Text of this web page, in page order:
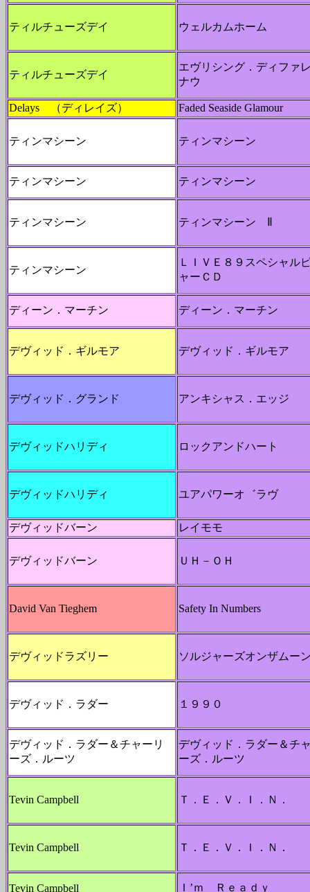
ティルチューズデイ ウェルカムホーム
ティルチューズデイ
エヴリシング．ディファ
ナウ
Delays （ディレイズ） Faded Seaside Glamour
ティンマシーン ティンマシーン
ティンマシーン ティンマシーン
ティンマシーン ティンマシーン Ⅱ
ティンマシーン
ＬＩＶＥ８９スペシャル
ャーＣＤ
ディーン．マーチン ディーン．マーチン
デヴィッド．ギルモア デヴィッド．ギルモア
デヴィッド．グランド アンキシャス．エッジ
デヴィッドハリディ ロックアンドハート
デヴィッドハリディ ユアパワーオ゛ラヴ
デヴィッドバーン レイモモ
デヴィッドバーン ＵＨ－ＯＨ
David Van Tieghem Safety In Numbers
デヴィッドラズリー ソルジャーズオンザムー
デヴィッド．ラダー １９９０
デヴィッド．ラダー＆チャーリ
ーズ．ルーツ
デヴィッド．ラダー＆チ
ーズ．ルーツ
Tevin Campbell Ｔ．Ｅ．Ｖ．Ｉ．Ｎ．
Tevin Campbell Ｔ．Ｅ．Ｖ．Ｉ．Ｎ．
Tevin Campbell Ｉ’ｍ Ｒｅａｄｙ